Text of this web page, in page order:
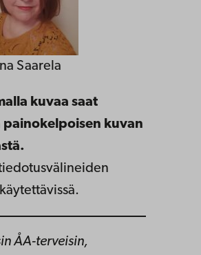
Saarela
kuvaa saat
painokelpoisen kuvan
ÅA-terveisin,